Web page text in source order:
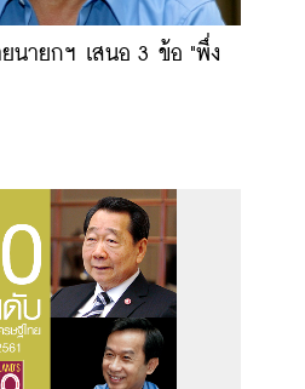
นายกฯ เสนอ 3 ข้อ "พึ่ง